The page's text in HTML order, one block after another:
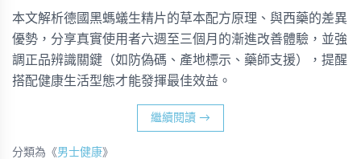
本文解析德國黑螞蟻生精片的草本配方原理、與西藥的差異
優勢，分享真實使用者六週至三個月的漸進改善體驗，並強
調正品辨識關鍵（如防偽碼、產地標示、藥師支援），提醒
搭配健康生活型態才能發揮最佳效益。
繼續閱讀 →
分類為《男士健康》